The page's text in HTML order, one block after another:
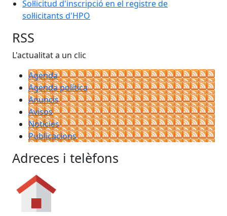
Sol·licitud d'inscripció en el registre de
sol·licitants d'HPO
RSS
L'actualitat a un clic
Agenda
Agenda política
Anuncis
Avisos
Notícies
Publicacions
Adreces i telèfons